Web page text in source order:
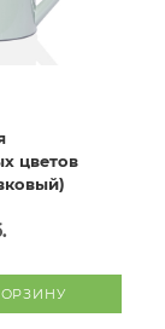
цветов